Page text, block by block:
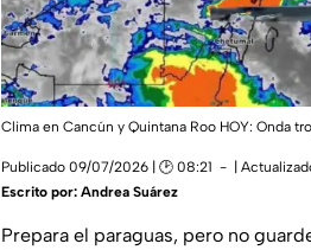
Clima en Cancún y Quintana Roo HOY: Onda
Publicado 09/07/2026 | 🕑 08:21 |
Escrito por: Andrea Suárez
Prepara el paraguas, pero no